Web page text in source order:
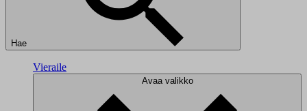
Hae
Vieraile
Avaa valikko